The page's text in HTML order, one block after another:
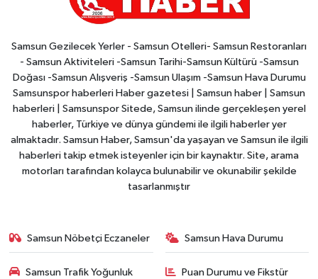
Samsun Gezilecek Yerler - Samsun Otelleri- Samsun Restoranları
- Samsun Aktiviteleri -Samsun Tarihi-Samsun Kültürü -Samsun
Doğası -Samsun Alışveriş -Samsun Ulaşım -Samsun Hava Durumu
Samsunspor haberleri Haber gazetesi | Samsun haber | Samsun
haberleri | Samsunspor Sitede, Samsun ilinde gerçekleşen yerel
haberler, Türkiye ve dünya gündemi ile ilgili haberler yer
almaktadır. Samsun Haber, Samsun'da yaşayan ve Samsun ile ilgili
haberleri takip etmek isteyenler için bir kaynaktır. Site, arama
motorları tarafından kolayca bulunabilir ve okunabilir şekilde
tasarlanmıştır
Samsun Nöbetçi Eczaneler Samsun Hava Durumu
Samsun Trafik Yoğunluk
Puan Durumu ve Fikstür